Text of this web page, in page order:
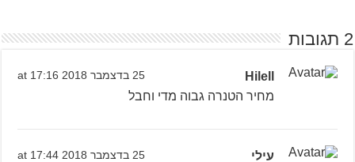
2 תגובות
Hilell 25 בדצמבר 2018 at 17:16
מחיר הטנרה גבוה מדי וחבל
עילי 25 בדצמבר 2018 at 17:44